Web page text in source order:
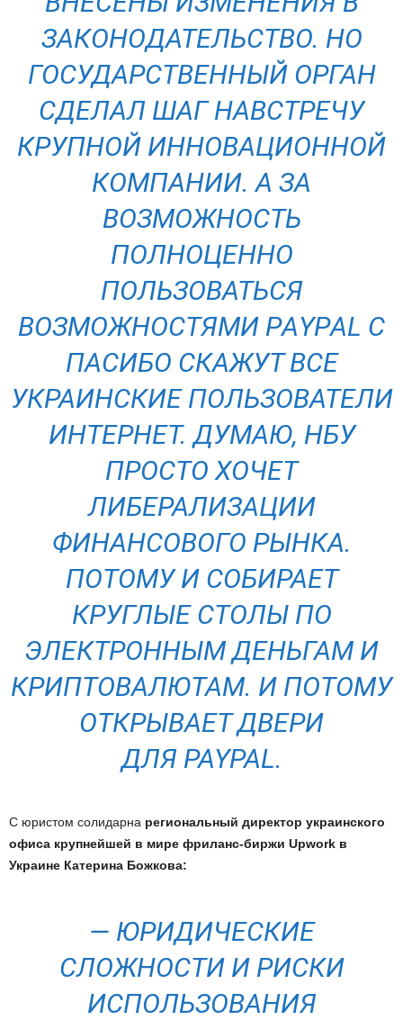
ЗАКОНОДАТЕЛЬСТВО. НО
ГОСУДАРСТВЕННЫЙ ОРГАН
СДЕЛАЛ ШАГ НАВСТРЕЧУ
КРУПНОЙ ИННОВАЦИОННОЙ
КОМПАНИИ. А ЗА
ВОЗМОЖНОСТЬ
ПОЛНОЦЕННО
ПОЛЬЗОВАТЬСЯ
ВОЗМОЖНОСТЯМИ PАYPАL С
ПАСИБО СКАЖУТ ВСЕ
УКРАИНСКИЕ ПОЛЬЗОВАТЕЛИ
ИНТЕРНЕТ. ДУМАЮ, НБУ
ПРОСТО ХОЧЕТ
ЛИБЕРАЛИЗАЦИИ
ФИНАНСОВОГО РЫНКА.
ПОТОМУ И СОБИРАЕТ
КРУГЛЫЕ СТОЛЫ ПО
ЭЛЕКТРОННЫМ ДЕНЬГАМ И
КРИПТОВАЛЮТАМ. И ПОТОМУ
ОТКРЫВАЕТ ДВЕРИ
ДЛЯ PAYPAL.
С юристом солидарна региональный директор украинского
офиса крупнейшей в мире фриланс-биржи Upwork в
Украине Катерина Божкова:
— ЮРИДИЧЕСКИЕ
СЛОЖНОСТИ И РИСКИ
ИСПОЛЬЗОВАНИЯ